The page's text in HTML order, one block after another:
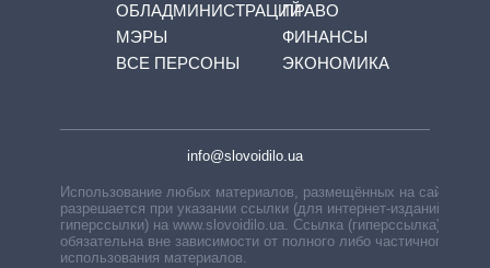
ОБЛАДМИНИСТРАЦИЙ
МЭРЫ
ВСЕ ПЕРСОНЫ
ПРАВО
ФИНАНСЫ
ЭКОНОМИКА
info@slovoidilo.ua
Использование любых материалов, размещённых на сайте,
разрешается при указании ссылки (для интернет-изданий —
гиперссылки) на www.slovoidilo.ua. Ссылка (гиперссылка)
обязательна вне зависимости от полного либо частичного
использования материалов.